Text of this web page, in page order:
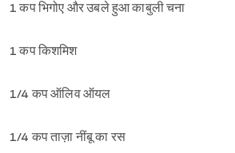
1 कप भिगोए और उबले हुआ काबुली चना
1 कप किशमिश
1/4 कप ऑलिव ऑयल
1/4 कप ताज़ा नींबू का रस